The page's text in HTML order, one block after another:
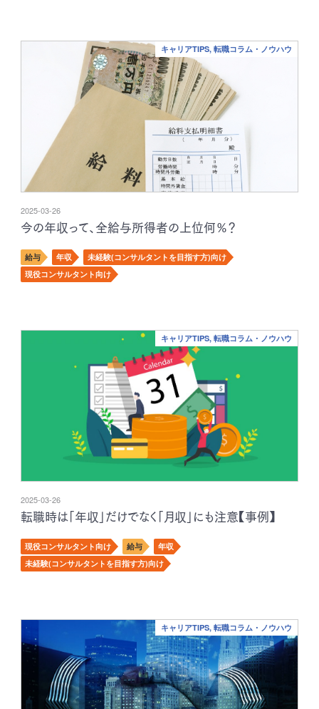
キャリアTIPS, 転職コラム・ノウハウ
2025-03-26
今の年収って、全給与所得者の上位何％？
給与 年収
未経験(コンサルタントを目指す方)向け
現役コンサルタント向け
キャリアTIPS, 転職コラム・ノウハウ
2025-03-26
転職時は「年収」だけでなく「月収」にも注意【事例】
現役コンサルタント向け 給与
年収
未経験(コンサルタントを目指す方)向け
キャリアTIPS, 転職コラム・ノウハウ